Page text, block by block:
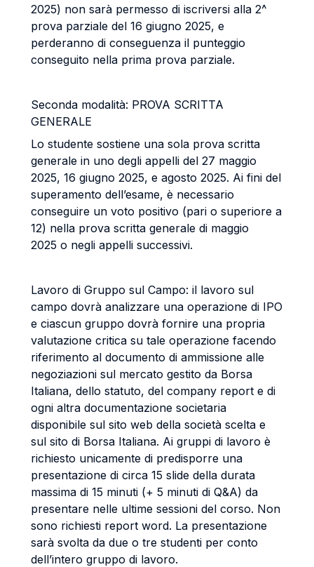
2025) non sarà permesso di iscriversi alla 2^
prova parziale del 16 giugno 2025, e
perderanno di conseguenza il punteggio
conseguito nella prima prova parziale.
Seconda modalità: PROVA SCRITTA
GENERALE
Lo studente sostiene una sola prova scritta
generale in uno degli appelli del 27 maggio
2025, 16 giugno 2025, e agosto 2025. Ai fini del
superamento dell’esame, è necessario
conseguire un voto positivo (pari o superiore a
12) nella prova scritta generale di maggio
2025 o negli appelli successivi.
Lavoro di Gruppo sul Campo: il lavoro sul
campo dovrà analizzare una operazione di IPO
e ciascun gruppo dovrà fornire una propria
valutazione critica su tale operazione facendo
riferimento al documento di ammissione alle
negoziazioni sul mercato gestito da Borsa
Italiana, dello statuto, del company report e di
ogni altra documentazione societaria
disponibile sul sito web della società scelta e
sul sito di Borsa Italiana. Ai gruppi di lavoro è
richiesto unicamente di predisporre una
presentazione di circa 15 slide della durata
massima di 15 minuti (+ 5 minuti di Q&A) da
presentare nelle ultime sessioni del corso. Non
sono richiesti report word. La presentazione
sarà svolta da due o tre studenti per conto
dell’intero gruppo di lavoro.